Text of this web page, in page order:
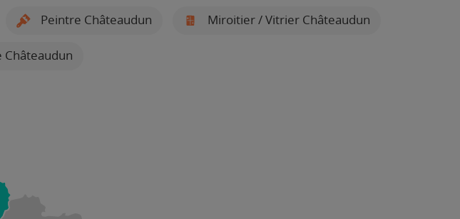
Peintre Châteaudun Miroitier / Vitrier Châteaudun